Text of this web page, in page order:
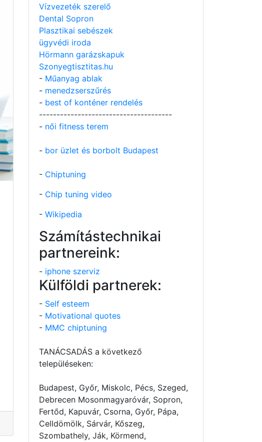
Vízvezeték szerelő
Dental Sopron
Plasztikai sebészek
ügyvédi iroda
Hörmann garázskapuk
Szonyegtisztitas.hu
- Műanyag ablak
- menedzserszűrés
- best of konténer rendelés
--------------------------------------
- női fitness terem
- bor üzlet és borbolt Budapest
- Chiptuning
- Chip tuning video
- Wikipedia
Számítástechnikai
partnereink:
- iphone szerviz
Külföldi partnerek:
- Self esteem
- Motivational quotes
- MMC chiptuning
TANÁCSADÁS a következő
településeken:
Budapest, Győr, Miskolc, Pécs, Szeged,
Debrecen Mosonmagyaróvár, Sopron,
Fertőd, Kapuvár, Csorna, Győr, Pápa,
Celldömölk, Sárvár, Kőszeg,
Szombathely, Ják, Körmend,